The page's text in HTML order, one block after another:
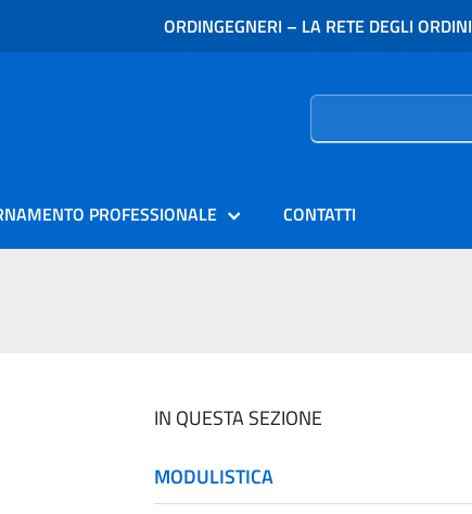
ORDINGEGNERI – LA RETE DEGLI ORDINI
Ricerca
PROFESSIONALE CONTATTI
IN QUESTA SEZIONE
MODULISTICA